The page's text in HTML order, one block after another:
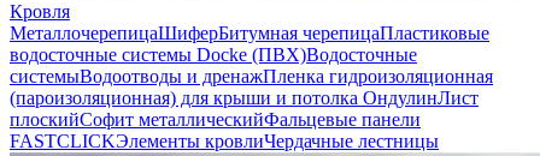
Кровля
МеталлочерепицаШиферБитумная черепицаПластиковые
водосточные системы Docke (ПВХ)Водосточные
системыВодоотводы и дренажПленка гидроизоляционная
(пароизоляционная) для крыши и потолка ОндулинЛист
плоскийСофит металлическийФальцевые панели
FASTCLICKЭлементы кровлиЧердачные лестницы